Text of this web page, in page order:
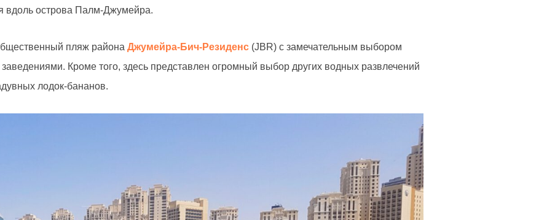
вдоль острова Палм-Джумейра.
пляж района Джумейра-Бич-Резиденс (JBR) с замечательным выбором
Кроме того, здесь представлен огромный выбор других водных развлечений
лодок-бананов.